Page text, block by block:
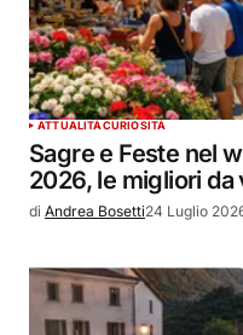
ATTUALITÀCURIOSITÀ
Sagre e Feste nel
2026, le migliori da
di Andrea Bosetti24 Luglio